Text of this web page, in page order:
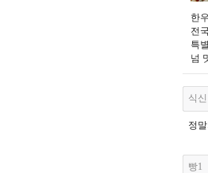
한
전
특
넘
식신
정
빵1